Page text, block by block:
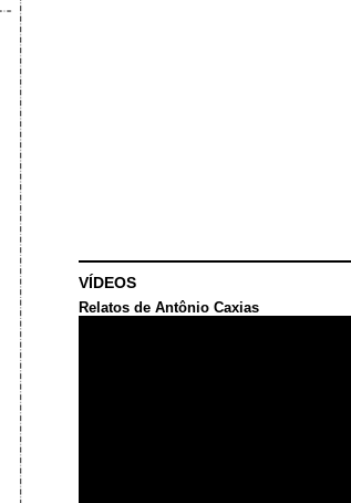
VÍDEOS
Relatos de Antônio Caxias